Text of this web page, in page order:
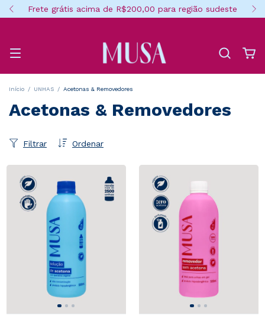
Frete grátis acima de R$200,00 para região sudeste
Início / UNHAS / Acetonas & Removedores
Acetonas & Removedores
Ordenar
Filtrar